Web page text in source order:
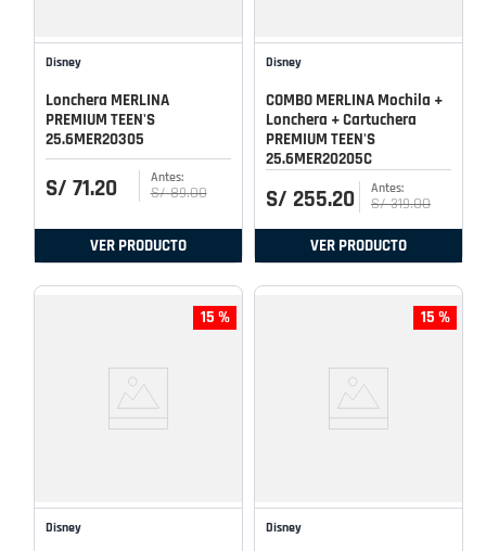
Disney
Lonchera MERLINA
PREMIUM TEEN'S
25.6MER20305
S/ 71.20 S/ 89.00
VER PRODUCTO
Disney
COMBO MERLINA Mochila +
Lonchera + Cartuchera
PREMIUM TEEN'S
25.6MER20205C
S/ 255.20 S/ 319.00
VER PRODUCTO
15 %
Disney
15 %
Disney